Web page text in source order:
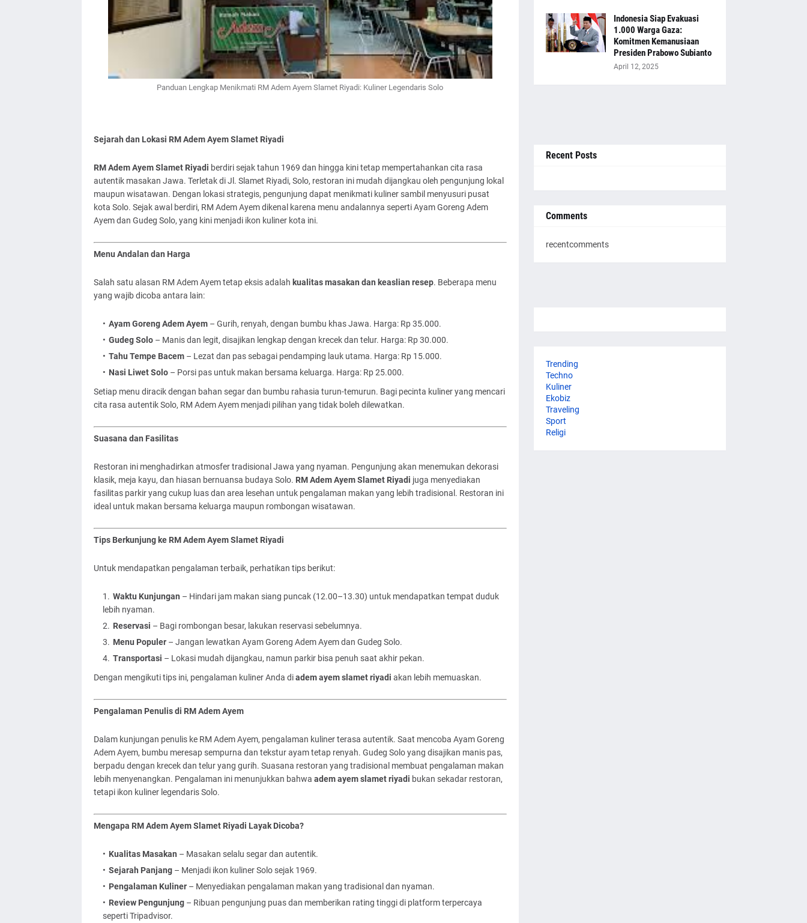
Panduan Lengkap Menikmati RM Adem Ayem Slamet Riyadi: Kuliner Legendaris Solo
Sejarah dan Lokasi RM Adem Ayem Slamet Riyadi
RM Adem Ayem Slamet Riyadi berdiri sejak tahun 1969 dan hingga kini tetap mempertahankan cita rasa
autentik masakan Jawa. Terletak di Jl. Slamet Riyadi, Solo, restoran ini mudah dijangkau oleh pengunjung lokal
maupun wisatawan. Dengan lokasi strategis, pengunjung dapat menikmati kuliner sambil menyusuri pusat
kota Solo. Sejak awal berdiri, RM Adem Ayem dikenal karena menu andalannya seperti Ayam Goreng Adem
Ayem dan Gudeg Solo, yang kini menjadi ikon kuliner kota ini.
Menu Andalan dan Harga
Salah satu alasan RM Adem Ayem tetap eksis adalah kualitas masakan dan keaslian resep. Beberapa menu
yang wajib dicoba antara lain:
Ayam Goreng Adem Ayem– Gurih, renyah, dengan bumbu khas Jawa. Harga: Rp 35.000.
Gudeg Solo– Manis dan legit, disajikan lengkap dengan krecek dan telur. Harga: Rp 30.000.
Tahu Tempe Bacem– Lezat dan pas sebagai pendamping lauk utama. Harga: Rp 15.000.
Nasi Liwet Solo– Porsi pas untuk makan bersama keluarga. Harga: Rp 25.000.
Setiap menu diracik dengan bahan segar dan bumbu rahasia turun-temurun. Bagi pecinta kuliner yang mencari
cita rasa autentik Solo, RM Adem Ayem menjadi pilihan yang tidak boleh dilewatkan.
Suasana dan Fasilitas
Restoran ini menghadirkan atmosfer tradisional Jawa yang nyaman. Pengunjung akan menemukan dekorasi
klasik, meja kayu, dan hiasan bernuansa budaya Solo. RM Adem Ayem Slamet Riyadi juga menyediakan
fasilitas parkir yang cukup luas dan area lesehan untuk pengalaman makan yang lebih tradisional. Restoran ini
ideal untuk makan bersama keluarga maupun rombongan wisatawan.
Tips Berkunjung ke RM Adem Ayem Slamet Riyadi
Untuk mendapatkan pengalaman terbaik, perhatikan tips berikut:
Waktu Kunjungan – Hindari jam makan siang puncak (12.00–13.30) untuk mendapatkan tempat duduk
lebih nyaman.
Reservasi – Bagi rombongan besar, lakukan reservasi sebelumnya.
Menu Populer– Jangan lewatkan Ayam Goreng Adem Ayem dan Gudeg Solo.
Transportasi – Lokasi mudah dijangkau, namun parkir bisa penuh saat akhir pekan.
Dengan mengikuti tips ini, pengalaman kuliner Anda diadem ayem slamet riyadi akan lebih memuaskan.
Pengalaman Penulis di RM Adem Ayem
Dalam kunjungan penulis ke RM Adem Ayem, pengalaman kuliner terasa autentik. Saat mencoba Ayam Goreng
Adem Ayem, bumbu meresap sempurna dan tekstur ayam tetap renyah. Gudeg Solo yang disajikan manis pas,
berpadu dengan krecek dan telur yang gurih. Suasana restoran yang tradisional membuat pengalaman makan
lebih menyenangkan. Pengalaman ini menunjukkan bahwa adem ayem slamet riyadi bukan sekadar restoran,
tetapi ikon kuliner legendaris Solo.
Mengapa RM Adem Ayem Slamet Riyadi Layak Dicoba?
Kualitas Masakan – Masakan selalu segar dan autentik.
Sejarah Panjang– Menjadi ikon kuliner Solo sejak 1969.
Pengalaman Kuliner– Menyediakan pengalaman makan yang tradisional dan nyaman.
Review Pengunjung– Ribuan pengunjung puas dan memberikan rating tinggi di platform terpercaya
seperti Tripadvisor.
Indonesia Siap Evakuasi
1.000 Warga Gaza:
Komitmen Kemanusiaan
Presiden Prabowo Subianto
April 12, 2025
Recent Posts
Comments
recentcomments
Trending
Techno
Kuliner
Ekobiz
Traveling
Sport
Religi